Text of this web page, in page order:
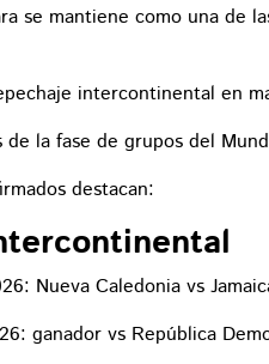
se mantiene como una de
intercontinental en
la fase de grupos del
destacan:
Nueva Caledonia vs
ganador vs República